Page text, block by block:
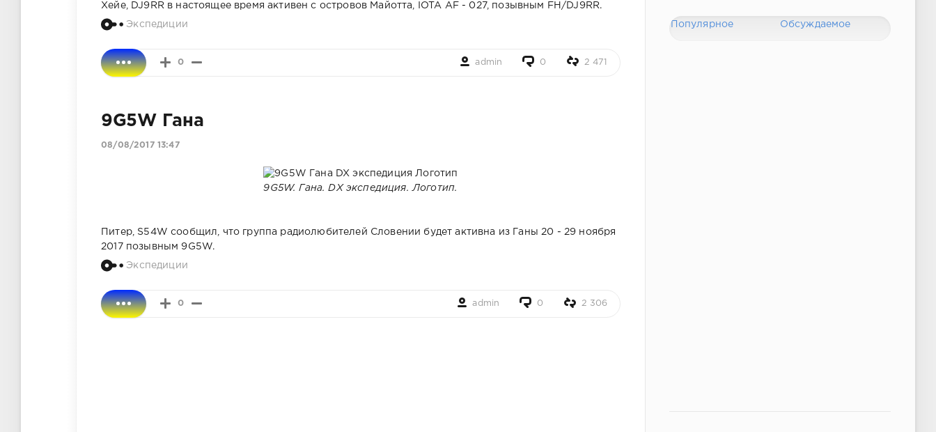
Хейе, DJ9RR в настоящее время активен с островов Майотта, IOTA AF - 027, позывным FH/DJ9RR.
Экспедиции
0 admin 0 2 471
9G5W Гана
08/08/2017 13:47
9G5W. Гана. DX экспедиция. Логотип.
Питер, S54W сообщил, что группа радиолюбителей Словении будет активна из Ганы 20 - 29 ноября
2017 позывным 9G5W.
Экспедиции
0 admin 0 2 306
Популярное Обсуждаемое